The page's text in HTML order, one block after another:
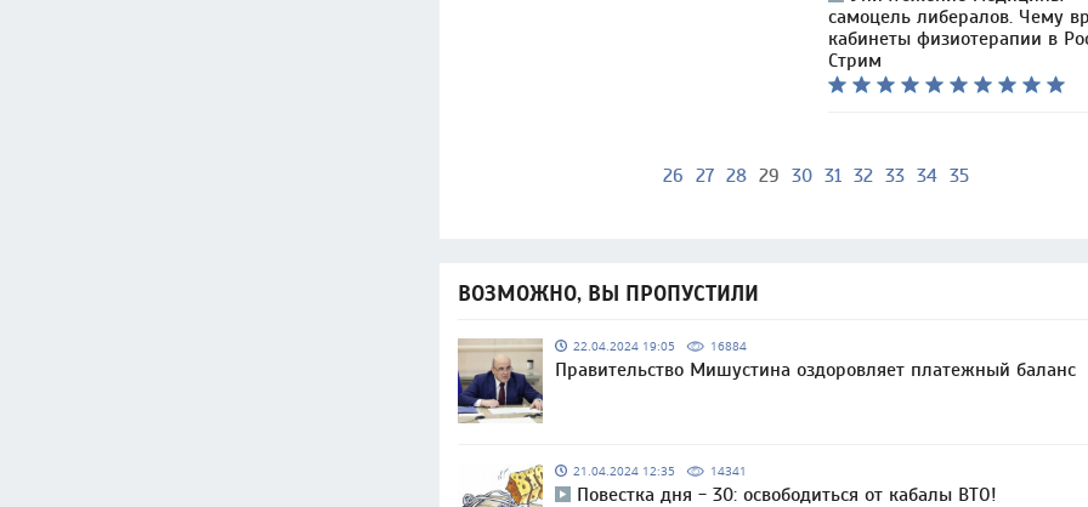
самоцель либералов. Чему
кабинеты физиотерапии в
Стрим
26 27 28 29 30 31 32 33 34 35
ВОЗМОЖНО, ВЫ ПРОПУСТИЛИ
22.04.2024 19:05 16884
Правительство Мишустина оздоровляет платежный баланс
21.04.2024 12:35 14341
Повестка дня - 30: освободиться от кабалы ВТО!